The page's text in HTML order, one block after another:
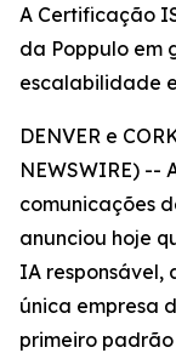
A Certificação
da Poppulo em
escalabilidade
DENVER e
NEWSWIRE) --
comunicações
anunciou hoje
IA responsável,
única empresa
primeiro